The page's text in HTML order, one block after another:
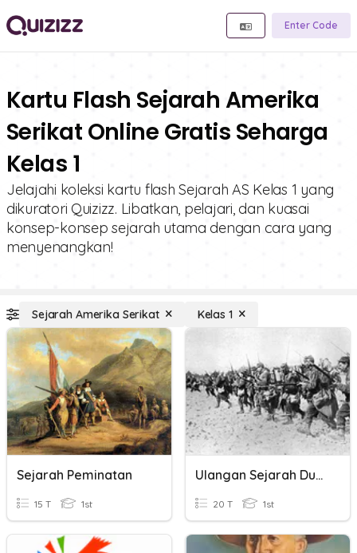
Enter Code
Kartu Flash Sejarah Amerika
Serikat Online Gratis Seharga
Kelas 1
Jelajahi koleksi kartu flash Sejarah AS Kelas 1 yang
dikuratori Quizizz. Libatkan, pelajari, dan kuasai
konsep-konsep sejarah utama dengan cara yang
menyenangkan!
Sejarah Amerika Serikat Kelas 1
Sejarah Peminatan
15 T 1st
Ulangan Sejarah Dunia
20 T 1st